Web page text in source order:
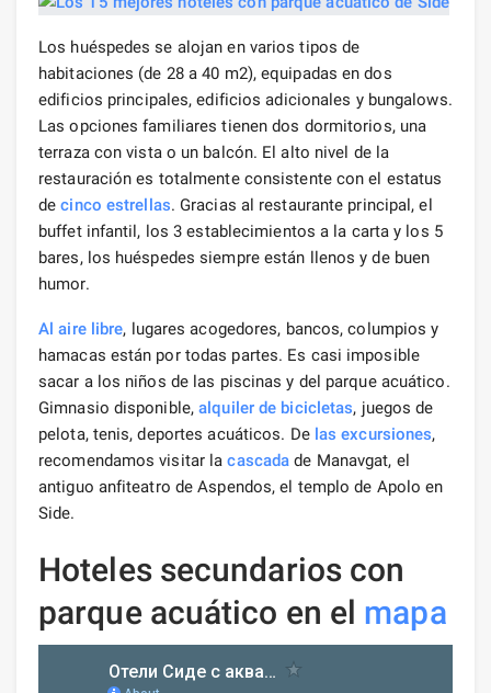
Los huéspedes se alojan en varios tipos de
habitaciones (de 28 a 40 m2), equipadas en dos
edificios principales, edificios adicionales y bungalows.
Las opciones familiares tienen dos dormitorios, una
terraza con vista o un balcón. El alto nivel de la
restauración es totalmente consistente con el estatus
decinco estrellas. Gracias al restaurante principal, el
buffet infantil, los 3 establecimientos a la carta y los 5
bares, los huéspedes siempre están llenos y de buen
humor.
Al aire libre, lugares acogedores, bancos, columpios y
hamacas están por todas partes. Es casi imposible
sacar a los niños de las piscinas y del parque acuático.
Gimnasio disponible,alquiler de bicicletas, juegos de
pelota, tenis, deportes acuáticos. De las excursiones,
recomendamos visitar lacascada de Manavgat, el
antiguo anfiteatro de Aspendos, el templo de Apolo en
Side.
Hoteles secundarios con
parque acuático en el mapa